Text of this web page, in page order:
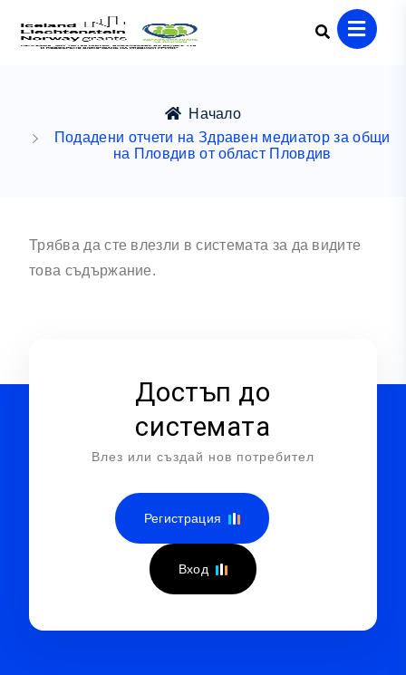
Начало
Подадени отчети на Здравен медиатор за общи
на Пловдив от област Пловдив
Трябва да сте влезли в системата за да видите
това съдържание.
Достъп до
системата
Влез или създай нов потребител
Регистрация
Вход